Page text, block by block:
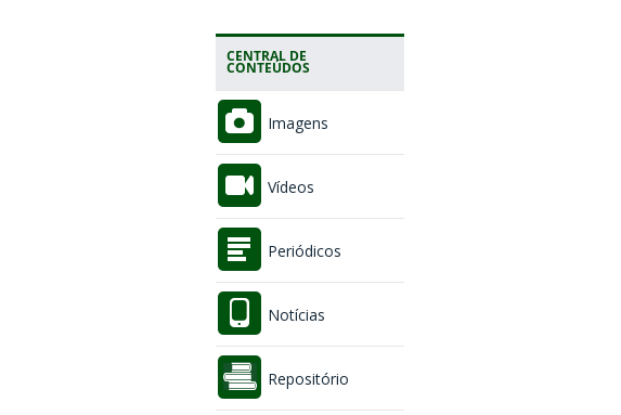
CENTRAL DE
CONTEÚDOS
Imagens
Vídeos
Periódicos
Notícias
Repositório